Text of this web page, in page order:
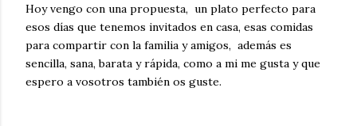
Hoy vengo con una propuesta, un plato perfecto para
esos días que tenemos invitados en casa, esas comidas
para compartir con la familia y amigos, además es
sencilla, sana, barata y rápida, como a mi me gusta y que
espero a vosotros también os guste.